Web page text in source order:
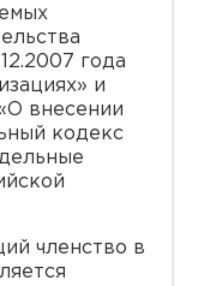
года
и
внесении
кодекс
членство в